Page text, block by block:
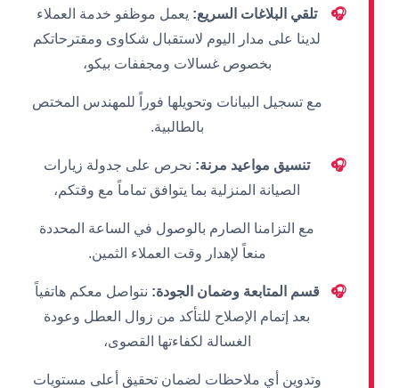
🎧 تلقي البلاغات السريع: يعمل موظفو خدمة العملاء
لدينا على مدار اليوم لاستقبال شكاوى ومقترحاتكم
بخصوص غسالات ومجففات بيكو،
مع تسجيل البيانات وتحويلها فوراً للمهندس المختص
بالطالبية.
🎧 تنسيق مواعيد مرنة: نحرص على جدولة زيارات
الصيانة المنزلية بما يتوافق تماماً مع وقتكم،
مع التزامنا الصارم بالوصول في الساعة المحددة
منعاً لإهدار وقت العملاء الثمين.
🎧 قسم المتابعة وضمان الجودة: نتواصل معكم هاتفياً
بعد إتمام الإصلاح للتأكد من زوال العطل وعودة
الغسالة لكفاءتها القصوى،
وتدوين أي ملاحظات لضمان تحقيق أعلى مستويات